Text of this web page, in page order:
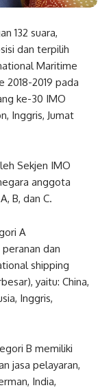
132 suara,
dan terpilih
Maritime
2018-2019 pada
ke-30 IMO
Inggris, Jumat
Sekjen IMO
anggota
B, dan C.
A
dan
shipping
yaitu: China,
Inggris,
B memiliki
jasa pelayaran,
India,